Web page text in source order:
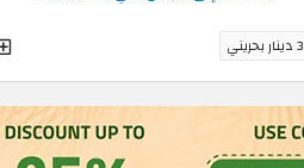
3 دينار بحريني